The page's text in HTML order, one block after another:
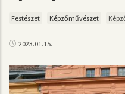
Festészet Képzőművészet
2023.01.15.